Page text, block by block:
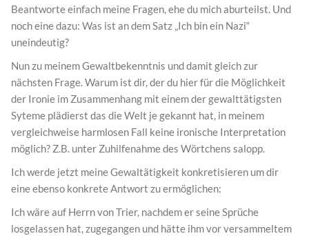
Beantworte einfach meine Fragen, ehe du mich aburteilst. Und
noch eine dazu: Was ist an dem Satz „Ich bin ein Nazi“
uneindeutig?
Nun zu meinem Gewaltbekenntnis und damit gleich zur
nächsten Frage. Warum ist dir, der du hier für die Möglichkeit
der Ironie im Zusammenhang mit einem der gewalttätigsten
Syteme plädierst das die Welt je gekannt hat, in meinem
vergleichweise harmlosen Fall keine ironische Interpretation
möglich? Z.B. unter Zuhilfenahme des Wörtchens salopp.
Ich werde jetzt meine Gewaltätigkeit konkretisieren um dir
eine ebenso konkrete Antwort zu ermöglichen:
Ich wäre auf Herrn von Trier, nachdem er seine Sprüche
losgelassen hat, zugegangen und hätte ihm vor versammeltem